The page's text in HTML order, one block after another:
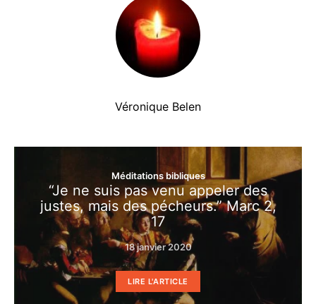
Véronique Belen
Méditations bibliques
“Je ne suis pas venu appeler des
justes, mais des pécheurs.” Marc 2,
17
18 janvier 2020
LIRE L'ARTICLE